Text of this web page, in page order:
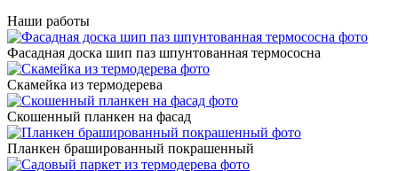
Наши работы
Фасадная доска шип паз шпунтованная термососна
Скамейка из термодерева
Скошенный планкен на фасад
Планкен брашированный покрашенный